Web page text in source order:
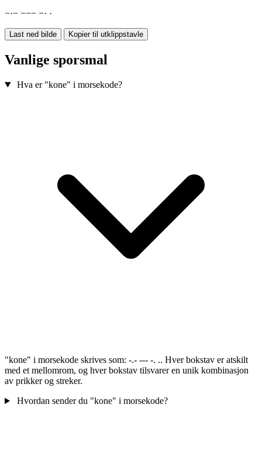
−·− −−− −· ·
Last ned bilde Kopier til utklippstavle
Vanlige sporsmal
Hva er "kone" i morsekode?
"kone" i morsekode skrives som: -.- --- -. .. Hver bokstav er atskilt
med et mellomrom, og hver bokstav tilsvarer en unik kombinasjon
av prikker og streker.
Hvordan sender du "kone" i morsekode?